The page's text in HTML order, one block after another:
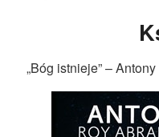
„Bóg istnieje” –